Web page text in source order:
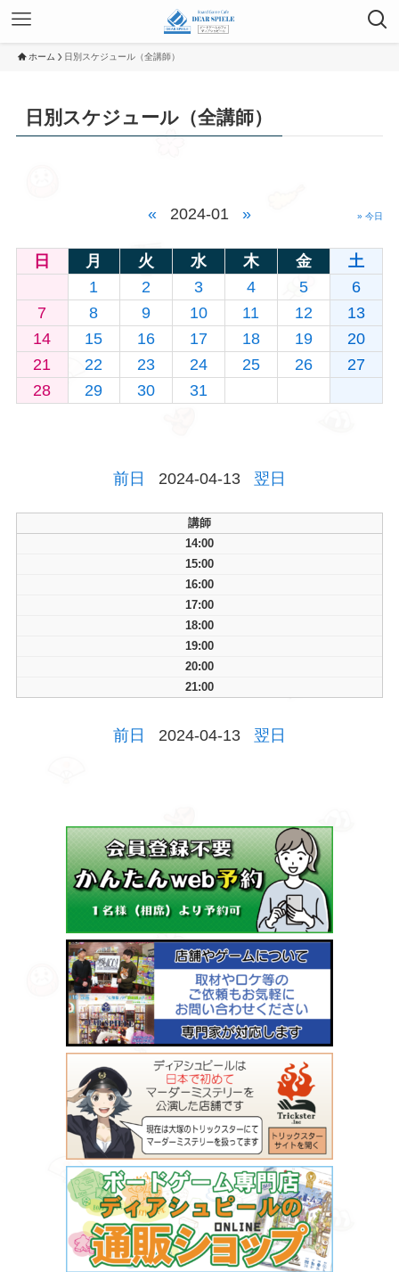
ホーム 日別スケジュール（全講師）
日別スケジュール（全講師）
« 2024-01 » » 今日
日 月 火 水 木 金
土
1
2 3 4 5
6
7
8 9 10 11 12
13
14
15 16 17 18 19
20
21
22 23 24 25 26
27
28
29 30 31
前日 2024-04-13 翌日
講師
14:00
15:00
16:00
17:00
18:00
19:00
20:00
21:00
前日 2024-04-13 翌日